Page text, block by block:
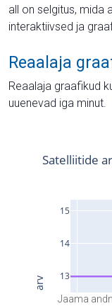
all on selgitus, mida
interaktiivsed ja
Reaalaja
Reaalaja graafikud
uuenevad iga minut.
Jaama